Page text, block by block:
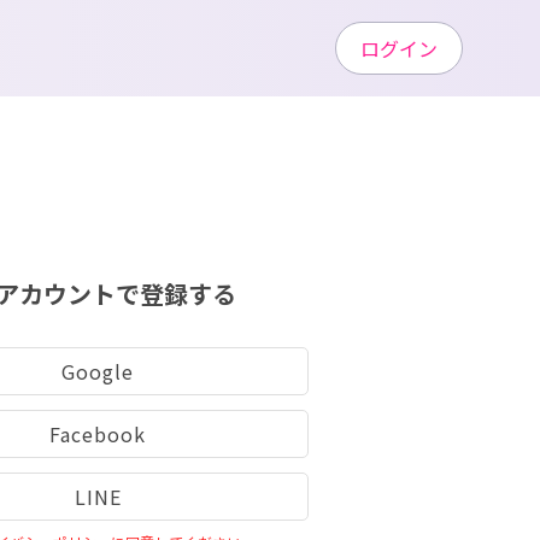
カウントで登録する
Google
Facebook
LINE
ログイン